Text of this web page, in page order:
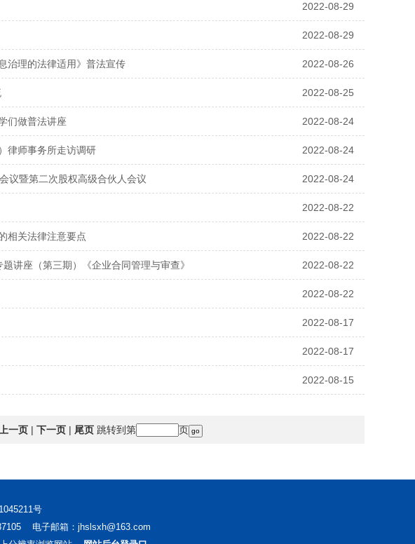
2022-08-29
2022-08-29
治理的法律适用》普法宣传 2022-08-26
2022-08-25
们做普法讲座 2022-08-24
律师事务所走访调研 2022-08-24
议暨第二次股权高级合伙人会议 2022-08-24
2022-08-22
相关法律注意要点 2022-08-22
讲座（第三期）《企业合同管理与审查》 2022-08-22
2022-08-22
2022-08-17
2022-08-17
2022-08-15
上一页| 下一页| 尾页跳转到第 页
号
电子邮箱：jhslsxh@163.com